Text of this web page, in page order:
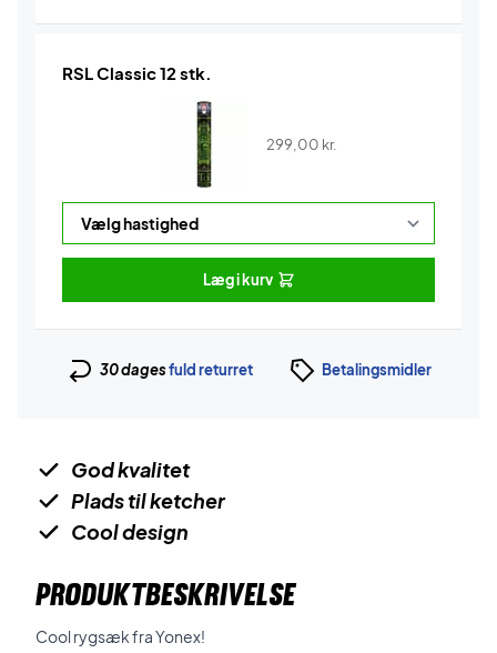
RSL Classic 12 stk.
299,00 kr.
Læg i kurv
30 dagesfuld returret Betalingsmidler
God kvalitet
Plads til ketcher
Cool design
PRODUKTBESKRIVELSE
Cool rygsæk fra Yonex!